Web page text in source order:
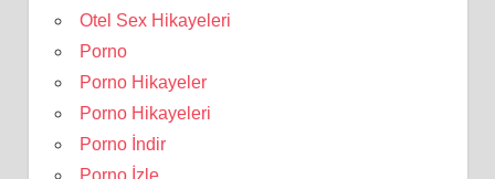
Otel Sex Hikayeleri
Porno
Porno Hikayeler
Porno Hikayeleri
Porno İndir
Porno İzle